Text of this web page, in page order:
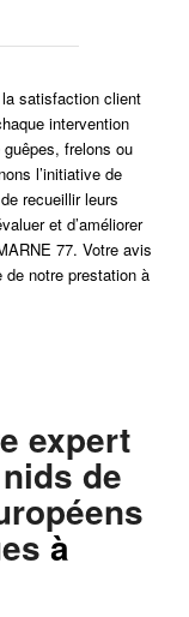
satisfaction client
intervention
frelons ou
l’initiative de
recueillir leurs
et d’améliorer
77. Votre avis
de notre prestation à
expert
de
à